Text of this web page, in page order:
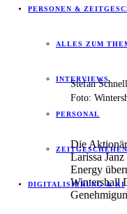
PERSONEN &
ALLES ZUM
INTERVIEWS
PERSONAL
ZEITGESCHEHEN
DIGITALISIERUNG & KI
Stefan
Foto:
Die
Larissa
Energy
Wintershall